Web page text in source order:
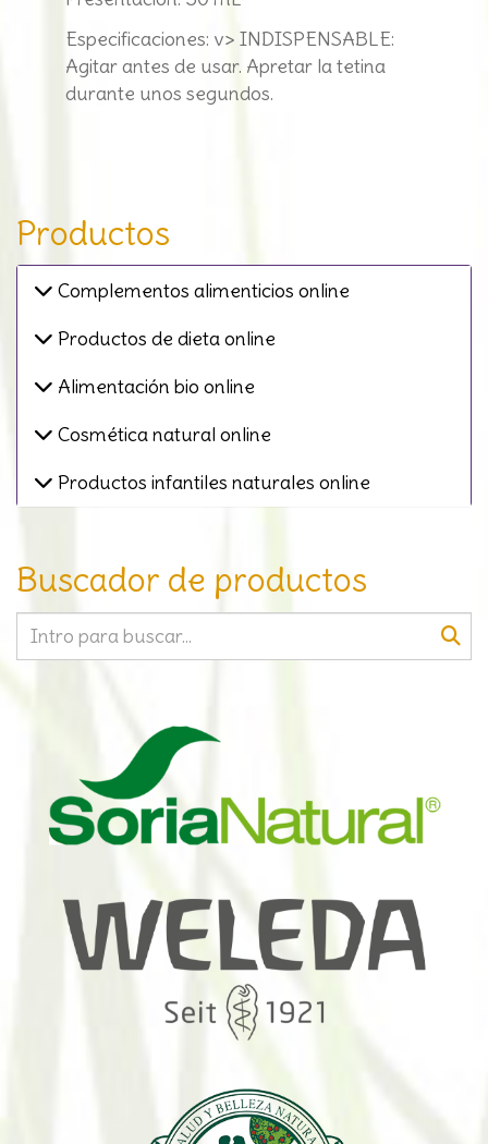
Especificaciones: v> INDISPENSABLE:
Agitar antes de usar. Apretar la tetina
durante unos segundos.
Productos
Complementos alimenticios online
Productos de dieta online
Alimentación bio online
Cosmética natural online
Productos infantiles naturales online
Buscador de productos